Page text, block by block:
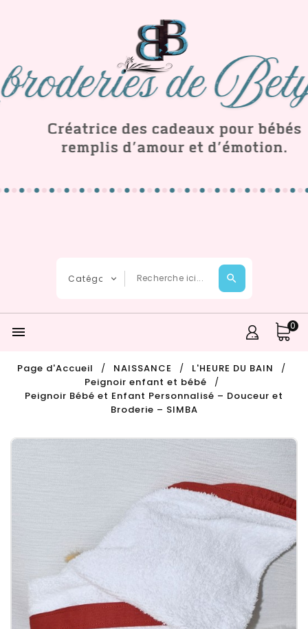
 0
Page d'Accueil NAISSANCE
L'HEURE DU BAIN
Peignoir enfant et bébé
Peignoir Bébé et Enfant Personnalisé – Douceur et
Broderie – SIMBA